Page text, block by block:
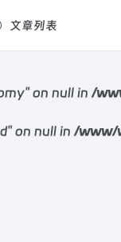
on null in /
on null in /www/
文章列表